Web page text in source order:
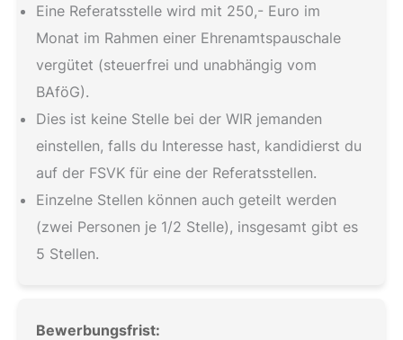
Eine Referatsstelle wird mit 250,- Euro im
Monat im Rahmen einer Ehrenamtspauschale
vergütet (steuerfrei und unabhängig vom
BAföG).
Dies ist keine Stelle bei der WIR jemanden
einstellen, falls du Interesse hast, kandidierst du
auf der FSVK für eine der Referatsstellen.
Einzelne Stellen können auch geteilt werden
(zwei Personen je 1/2 Stelle), insgesamt gibt es
5 Stellen.
Bewerbungsfrist: